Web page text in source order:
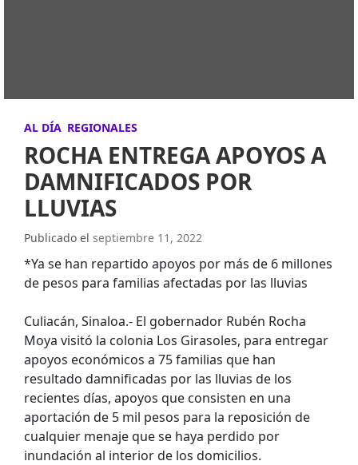
AL DÍA REGIONALES
ROCHA ENTREGA APOYOS A
DAMNIFICADOS POR
LLUVIAS
Publicado el septiembre 11, 2022
*Ya se han repartido apoyos por más de 6 millones
de pesos para familias afectadas por las lluvias
Culiacán, Sinaloa.- El gobernador Rubén Rocha
Moya visitó la colonia Los Girasoles, para entregar
apoyos económicos a 75 familias que han
resultado damnificadas por las lluvias de los
recientes días, apoyos que consisten en una
aportación de 5 mil pesos para la reposición de
cualquier menaje que se haya perdido por
inundación al interior de los domicilios.